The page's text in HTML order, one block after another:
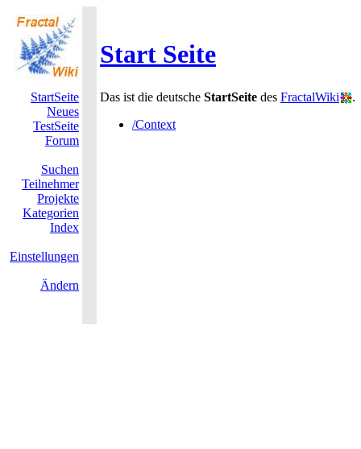
Start Seite
StartSeite
Neues
TestSeite
Forum
Suchen
Teilnehmer
Projekte
Kategorien
Index
Einstellungen
Ändern
Das ist die deutsche StartSeite des FractalWiki
.
/Context